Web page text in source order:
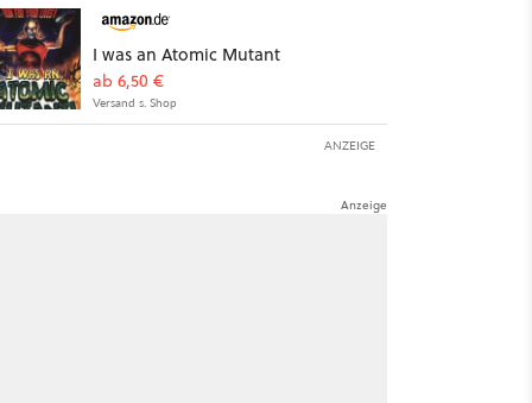
I was an Atomic Mutant
ab 6,50 €
Versand s. Shop
ANZEIGE